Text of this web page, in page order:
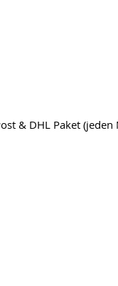
& DHL Paket